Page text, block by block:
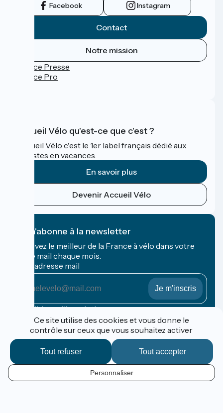
FR
Facebook Instagram
Contact
Notre mission
Espace Presse
Espace Pro
Accueil Vélo qu'est-ce que c'est ?
Accueil Vélo c'est le 1er label français dédié aux
cyclistes en vacances.
En savoir plus
Devenir Accueil Vélo
Je m'abonne à la newsletter
Recevez le meilleur de la France à vélo dans votre
boîte mail chaque mois.
Mon adresse mail
Mon
adresse
mail
Conditions d'inscription
Financé dans le cadre de Destination France
Espace Pro / Presse
Ce site utilise des cookies et vous donne le
contrôle sur ceux que vous souhaitez activer
Tout accepter
Tout refuser
Personnaliser